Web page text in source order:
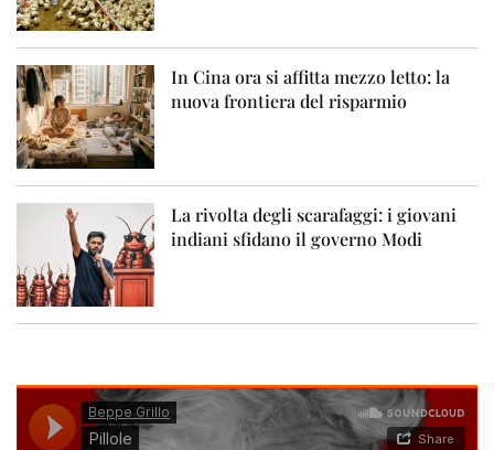
In Cina ora si affitta mezzo letto: la
nuova frontiera del risparmio
La rivolta degli scarafaggi: i giovani
indiani sfidano il governo Modi